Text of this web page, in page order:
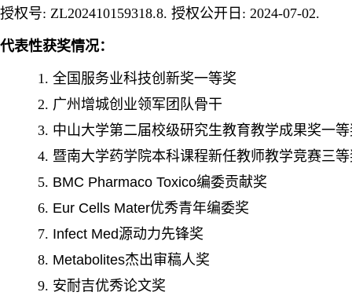
授权号: ZL202410159318.8. 授权公开日: 2024-07-02.
代表性获奖情况：
1. 全国服务业科技创新奖一等奖
2. 广州增城创业领军团队骨干
3. 中山大学第二届校级研究生教育教学成果奖一
4. 暨南大学药学院本科课程新任教师教学竞赛三
5. BMC Pharmaco Toxico编委贡献奖
6. Eur Cells Mater优秀青年编委奖
7. Infect Med源动力先锋奖
8. Metabolites杰出审稿人奖
9. 安耐吉优秀论文奖